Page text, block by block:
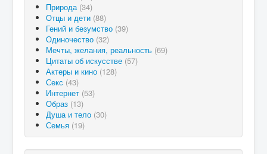
Природа (34)
Отцы и дети (88)
Гений и безумство (39)
Одиночество (32)
Мечты, желания, реальность (69)
Цитаты об искусстве (57)
Актеры и кино (128)
Секс (43)
Интернет (53)
Образ (13)
Душа и тело (30)
Семья (19)